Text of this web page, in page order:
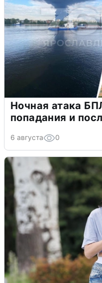
Ночная атака
попадания и
6 августа 0